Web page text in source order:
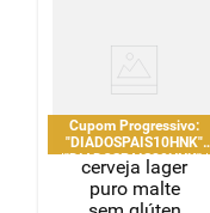
Cupom Progressivo:
"DIADOSPAIS10HNK"
|"DIADOSPAIS20HNK" |
"DIADOSPAIS30HNK" |
limitado a 2 pedido por
cerveja lager
puro malte